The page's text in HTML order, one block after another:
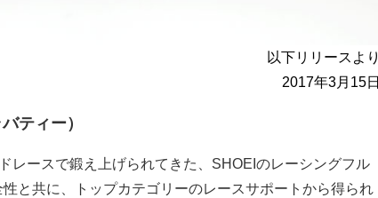
以下リリースより
2017年3月15日
ティー）
レースで鍛え上げられてきた、SHOEIのレーシングフル
と共に、トップカテゴリーのレースサポートから得られ